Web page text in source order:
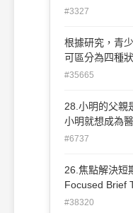
常以取悅父母
物十分認同。
偏向哪一種自
#3327
根據研究，青
可區分為四種
父母而為，對
認同。你認為
一種自我認同狀態？ (A)定
#35665
28.小明的父親
小明就想成為
傾向於何種統
foreclosure)(C)
moratorium)
#6737
26.焦點解決短
Focused Brief
將輔導目標放
#38320